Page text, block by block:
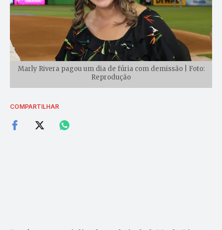
Marly Rivera pagou um dia de fúria com demissão | Foto:
Reprodução
COMPARTILHAR